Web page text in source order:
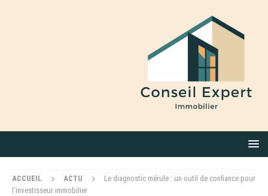
ACCUEIL ACTU
Le diagnostic mérule : un outil de confiance pour
l’investisseur immobilier